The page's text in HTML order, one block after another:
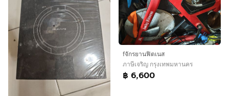
fจักรยานฟิตเนส
ภาษีเจริญ กรุงเทพมหานคร
฿ 6,600